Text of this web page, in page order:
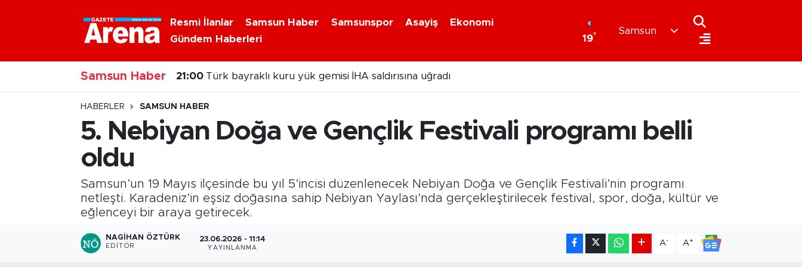
Resmi İlanlar Samsun Haber Samsunspor Asayiş
Ekonomi
Gündem Haberleri
19°
Samsun
Samsun Haber
HABERLER SAMSUN HABER
5. Nebiyan Doğa ve Gençlik Festivali programı belli
oldu
Samsun’un 19 Mayıs ilçesinde bu yıl 5’incisi düzenlenecek Nebiyan Doğa ve Gençlik Festivali’nin programı
netleşti. Karadeniz’in eşsiz doğasına sahip Nebiyan Yaylası’nda gerçekleştirilecek festival, spor, doğa, kültür ve
eğlenceyi bir araya getirecek.
NAGIHAN ÖZTÜRK
EDITÖR
23.06.2026 - 11:14
YAYINLANMA
A- A+
Nöbetçi Eczaneler
Hava Durumu
Samsun Namaz Vakitleri
Trafik Durumu
Süper Lig Puan Durumu ve Fikstür
Tüm Manşetler